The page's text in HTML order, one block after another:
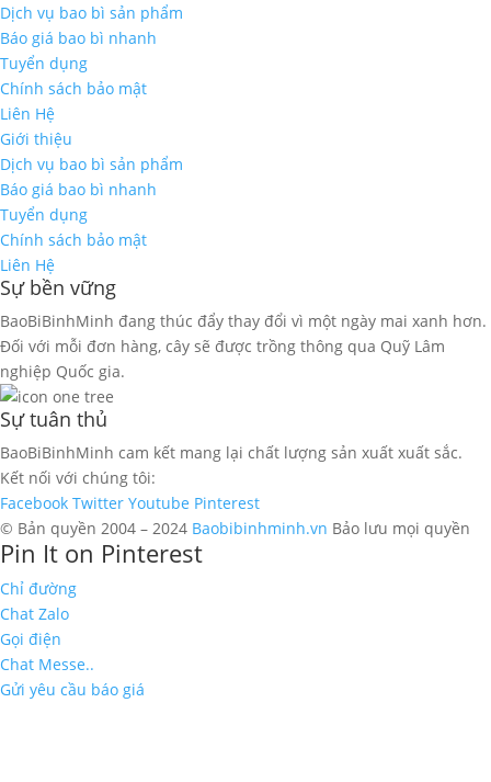
Dịch vụ bao bì sản phẩm
Báo giá bao bì nhanh
Tuyển dụng
Chính sách bảo mật
Liên Hệ
Giới thiệu
Dịch vụ bao bì sản phẩm
Báo giá bao bì nhanh
Tuyển dụng
Chính sách bảo mật
Liên Hệ
Sự bền vững
BaoBiBinhMinh đang thúc đẩy thay đổi vì một ngày mai xanh hơn.
Đối với mỗi đơn hàng, cây sẽ được trồng thông qua Quỹ Lâm
nghiệp Quốc gia.
Sự tuân thủ
BaoBiBinhMinh cam kết mang lại chất lượng sản xuất xuất sắc.
Kết nối với chúng tôi:
Facebook Twitter Youtube Pinterest
© Bản quyền 2004 – 2024 Baobibinhminh.vn Bảo lưu mọi quyền
Pin It on Pinterest
Chỉ đường
Chat Zalo
Gọi điện
Chat Messe..
Gửi yêu cầu báo giá